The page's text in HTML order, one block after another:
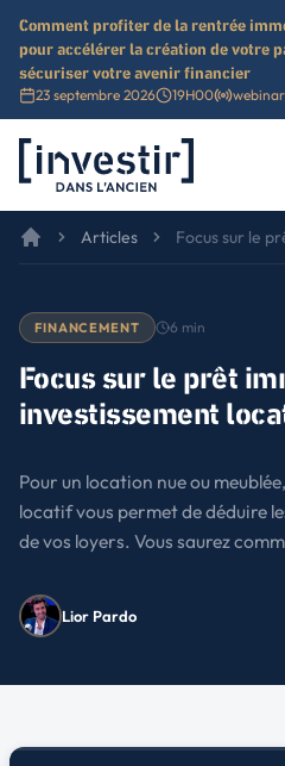
Comment profiter de la rentrée
pour accélérer la création de votre
sécuriser votre avenir financier
23 septembre 2026 19H00 webinar
Investir dans l'ancien
Articles Focus sur le
FINANCEMENT 6 min
Focus sur le prêt
investissement
Pour un location nue ou
locatif vous permet de déduire
de vos loyers. Vous saurez
Lior Pardo